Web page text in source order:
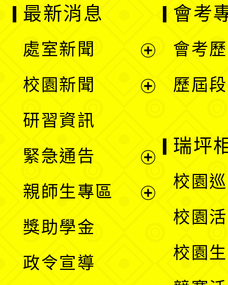
最新消息
處室新聞
單
校園新聞
選
單
研習資訊
緊急通告
親師生專區
獎助學金
政令宣導
會考
會考
歷屆
瑞坪
校園
校園
校園